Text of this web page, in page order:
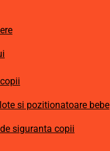
si pozitionatoare bebe
siguranta copii